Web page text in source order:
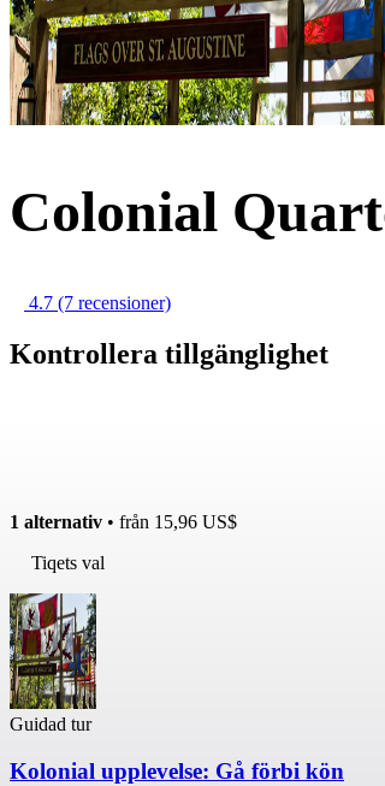
Colonial
4.7 (7 recensioner)
Kontrollera tillgänglighet
1 alternativ • från 15,96 US$
Tiqets val
Guidad tur
Kolonial upplevelse: Gå förbi kön